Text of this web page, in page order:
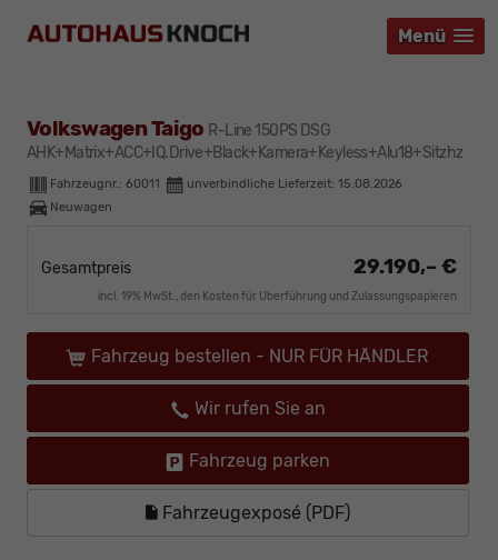
Menü
Menü
Menü
Volkswagen Taigo R-Line 150PS DSG
AHK+Matrix+ACC+IQ.Drive+Black+Kamera+Keyless+Alu18+Sitzhz
Fahrzeugnr.: 60011 unverbindliche Lieferzeit: 15.08.2026
Neuwagen
Gesamtpreis 29.190,– €
incl. 19% MwSt., den Kosten für Überführung und Zulassungspapieren
Fahrzeug bestellen - NUR FÜR HÄNDLER
Wir rufen Sie an
Fahrzeug parken
Fahrzeugexposé (PDF)